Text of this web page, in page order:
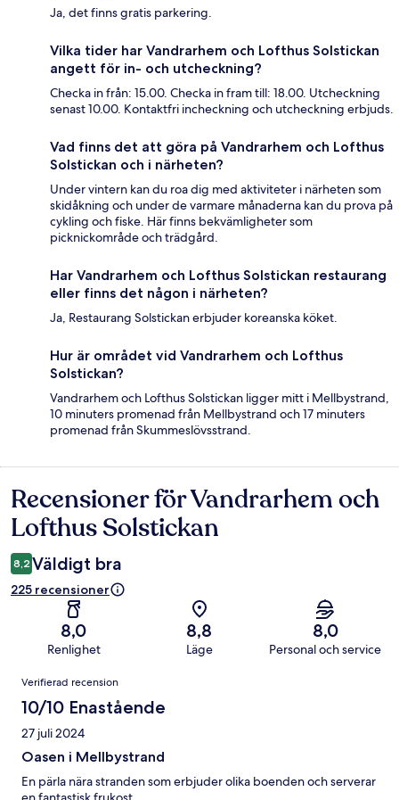
Ja, det finns gratis parkering.
Vilka tider har Vandrarhem och Lofthus Solstickan
angett för in- och utcheckning?
Checka in från: 15.00. Checka in fram till: 18.00. Utcheckning
senast 10.00. Kontaktfri incheckning och utcheckning erbjuds.
Vad finns det att göra på Vandrarhem och Lofthus
Solstickan och i närheten?
Under vintern kan du roa dig med aktiviteter i närheten som
skidåkning och under de varmare månaderna kan du prova på
cykling och fiske. Här finns bekvämligheter som
picknickområde och trädgård.
Har Vandrarhem och Lofthus Solstickan restaurang
eller finns det någon i närheten?
Ja, Restaurang Solstickan erbjuder koreanska köket.
Hur är området vid Vandrarhem och Lofthus
Solstickan?
Vandrarhem och Lofthus Solstickan ligger mitt i Mellbystrand,
10 minuters promenad från Mellbystrand och 17 minuters
promenad från Skummeslövsstrand.
Recensioner
Recensioner för Vandrarhem och
Lofthus Solstickan
8,2 Väldigt bra
225 recensioner
8,0
Renlighet
8,8
Läge
8,0
Personal och service
Recensioner
Verifierad recension
10/10 Enastående
27 juli 2024
Oasen i Mellbystrand
En pärla nära stranden som erbjuder olika boenden och serverar